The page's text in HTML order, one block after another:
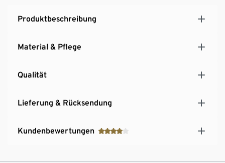
Produktbeschreibung
Material & Pflege
Qualität
Lieferung & Rücksendung
Kundenbewertungen